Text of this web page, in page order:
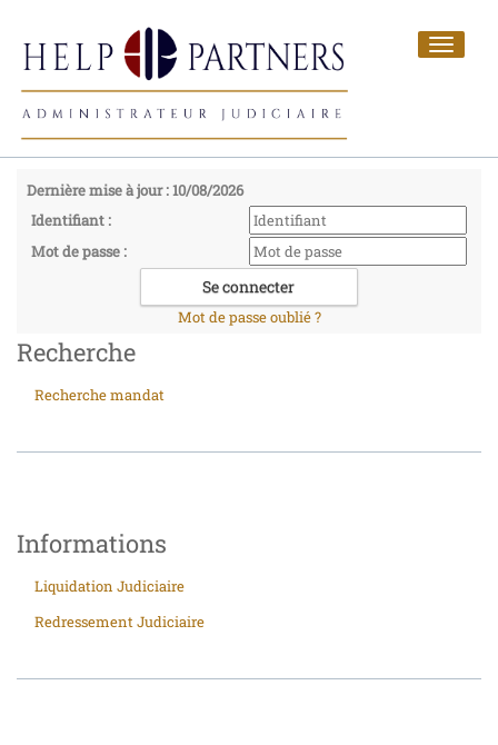
Toggle
Dernière mise à jour : 10/08/2026
Identifiant :
Mot de passe :
Mot de passe oublié ?
Recherche
Recherche mandat
Informations
Liquidation Judiciaire
Redressement Judiciaire